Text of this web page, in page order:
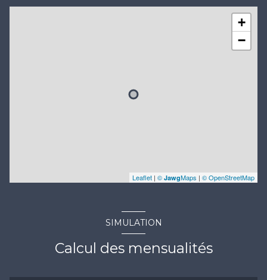
+
−
Leaflet | © JawgMaps | © OpenStreetMap
SIMULATION
Calcul des mensualités